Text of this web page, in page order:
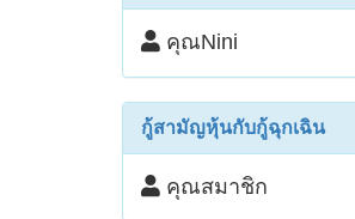
คุณNini
กู้สามัญหุ้นกับกู้ฉุกเฉิน
คุณสมาชิก